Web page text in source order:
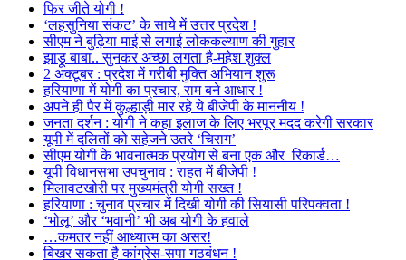
फिर जीते योगी !
‘लहसुनिया संकट’ के साये में उत्तर प्रदेश !
सीएम ने बुढ़िया माई से लगाई लोककल्याण की गुहार
झाड़ू बाबा.. सुनकर अच्छा लगता है-महेश शुक्ल
2 अक्टूबर : प्रदेश में गरीबी मुक्ति अभियान शुरू
हरियाणा में योगी का प्रचार, राम बने आधार !
अपने ही पैर में कुल्हाड़ी मार रहे ये बीजेपी के माननीय !
जनता दर्शन : योगी ने कहा इलाज के लिए भरपूर मदद करेगी सरकार
यूपी में दलितों को सहेजने उतरे ‘चिराग’
सीएम योगी के भावनात्मक प्रयोग से बना एक और रिकार्ड…
यूपी विधानसभा उपचुनाव : राहत में बीजेपी !
मिलावटखोरी पर मुख्यमंत्री योगी सख्त !
हरियाणा : चुनाव प्रचार में दिखी योगी की सियासी परिपक्वता !
‘भोलू’ और ‘भवानी’ भी अब योगी के हवाले
…कमतर नहीं आध्यात्म का असर!
बिखर सकता है कांग्रेस-सपा गठबंधन !